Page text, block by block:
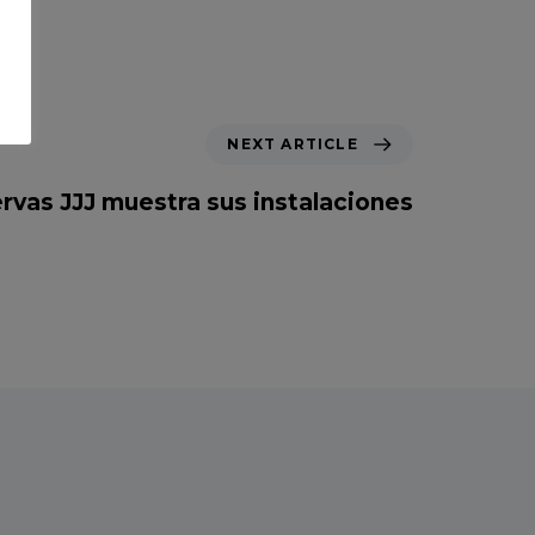
NEXT ARTICLE
JJJ muestra sus instalaciones